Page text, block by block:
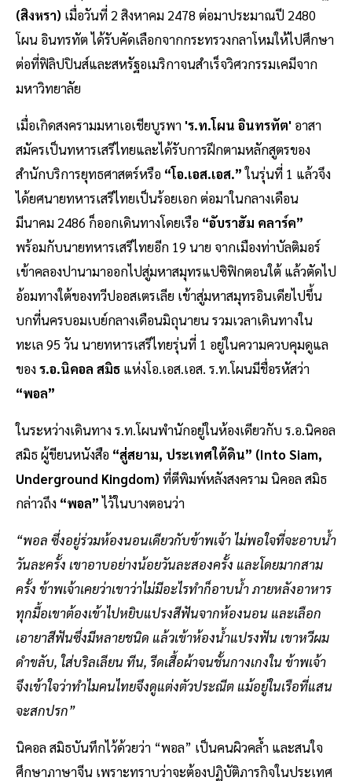
(สิงหรา) เมื่อวันที่ 2 สิงหาคม 2478 ต่อมาประมาณปี 2480
โผน อินทรทัต ได้รับคัดเลือกจากกระทรวงกลาโหมให้ไปศึกษา
ต่อที่ฟิลิปปินส์และสหรัฐอเมริกาจนสำเร็จวิศวกรรมเคมีจาก
มหาวิทยาลัย
เมื่อเกิดสงครามมหาเอเชียบูรพา 'ร.ท.โผน อินทรทัต' อาสา
สมัครเป็นทหารเสรีไทยและได้รับการฝึกตามหลักสูตรของ
สำนักบริการยุทธศาสตร์หรือ “โอ.เอส.เอส.”ในรุ่นที่ 1 แล้วจึง
ได้ยศนายทหารเสรีไทยเป็นร้อยเอก ต่อมาในกลางเดือน
มีนาคม 2486 ก็ออกเดินทางโดยเรือ “อับราฮัม คลาร์ค”
พร้อมกับนายทหารเสรีไทยอีก 19 นาย จากเมืองท่าบัลติมอร์
เข้าคลองปานามาออกไปสู่มหาสมุทรแปซิฟิกตอนใต้ แล้วตัดไป
อ้อมทางใต้ของทวีปออสเตรเลีย เข้าสู่มหาสมุทรอินเดียไปขึ้น
บกที่นครบอมเบย์กลางเดือนมิถุนายน รวมเวลาเดินทางใน
ทะเล 95 วัน นายทหารเสรีไทยรุ่นที่ 1 อยู่ในความควบคุมดูแล
ของร.อ.นิคอล สมิธ แห่งโอ.เอส.เอส. ร.ท.โผนมีชื่อรหัสว่า
“พอล”
ในระหว่างเดินทาง ร.ท.โผนพำนักอยู่ในห้องเดียวกับ ร.อ.นิคอล
สมิธ ผู้ขียนหนังสือ “สู่สยาม, ประเทศใต้ดิน” (Into Siam,
Underground Kingdom) ที่ตีพิมพ์หลังสงคราม นิคอล สมิธ
กล่าวถึง “พอล”ไว้ในบางตอนว่า
“พอล ซึ่งอยู่ร่วมห้องนอนเดียวกับข้าพเจ้า ไม่พอใจที่จะอาบน้ำ
วันละครั้ง เขาอาบอย่างน้อยวันละสองครั้ง และโดยมากสาม
ครั้ง ข้าพเจ้าเคยว่าเขาว่าไม่มีอะไรทำก็อาบน้ำ ภายหลังอาหาร
ทุกมื้อเขาต้องเข้าไปหยิบแปรงสีฟันจากห้องนอน และเลือก
เอายาสีฟันซึ่งมีหลายชนิด แล้วเข้าห้องน้ำแปรงฟัน เขาหวีผม
ดำขลับ, ใส่บริลเลียน ทีน, รีดเสื้อผ้าจนชั้นกางเกงใน ข้าพเจ้า
จึงเข้าใจว่าทำไมคนไทยจึงดูแต่งตัวประณีต แม้อยู่ในเรือที่แสน
จะสกปรก”
นิคอล สมิธบันทึกไว้ด้วยว่า “พอล” เป็นคนผิวคล้ำ และสนใจ
ศึกษาภาษาจีน เพราะทราบว่าจะต้องปฏิบัติภารกิจในประเทศ